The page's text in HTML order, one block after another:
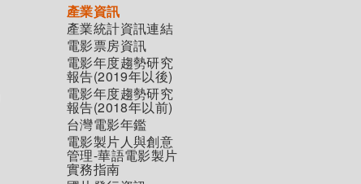
產業資訊
產業統計資訊連結
電影票房資訊
電影年度趨勢研究
報告(2019年以後)
電影年度趨勢研究
報告(2018年以前)
台灣電影年鑑
電影製片人與創意
管理-華語電影製片
實務指南